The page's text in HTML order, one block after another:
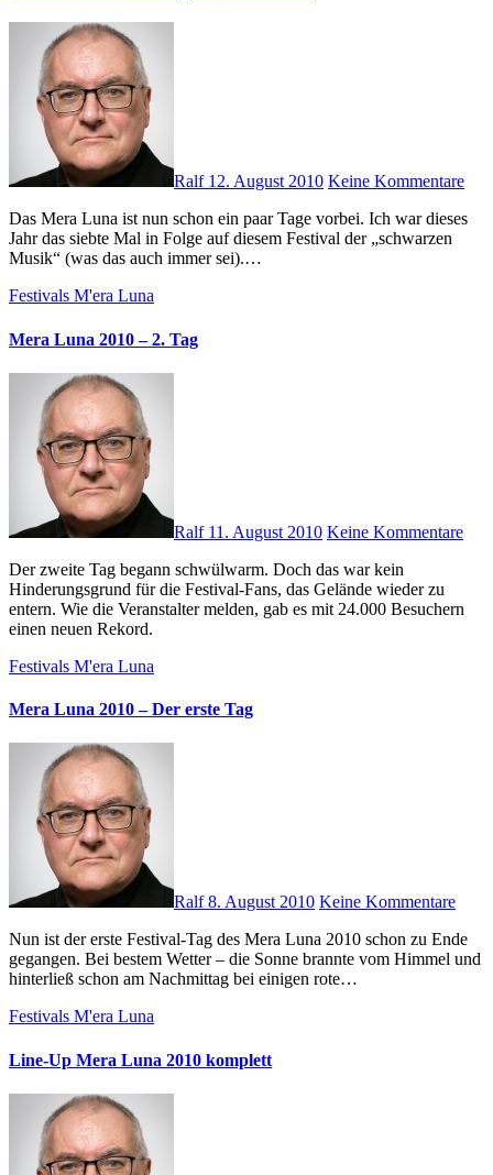
Ralf 12. August 2010 Keine Kommentare
Das Mera Luna ist nun schon ein paar Tage vorbei. Ich war dieses
Jahr das siebte Mal in Folge auf diesem Festival der „schwarzen
Musik“ (was das auch immer sei).…
Festivals M'era Luna
Mera Luna 2010 – 2. Tag
Ralf 11. August 2010 Keine Kommentare
Der zweite Tag begann schwülwarm. Doch das war kein
Hinderungsgrund für die Festival-Fans, das Gelände wieder zu
entern. Wie die Veranstalter melden, gab es mit 24.000 Besuchern
einen neuen Rekord.
Festivals M'era Luna
Mera Luna 2010 – Der erste Tag
Ralf8. August 2010 Keine Kommentare
Nun ist der erste Festival-Tag des Mera Luna 2010 schon zu Ende
gegangen. Bei bestem Wetter – die Sonne brannte vom Himmel und
hinterließ schon am Nachmittag bei einigen rote…
Festivals M'era Luna
Line-Up Mera Luna 2010 komplett